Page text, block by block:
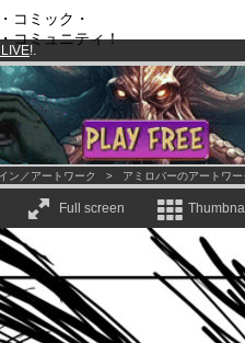
コミック・
コミュニティ！
!.
3.95 eurosper month !Get membership
1000 comics & mangas!.
ン／アートワーク > アミロバーのアートワー
Full screen